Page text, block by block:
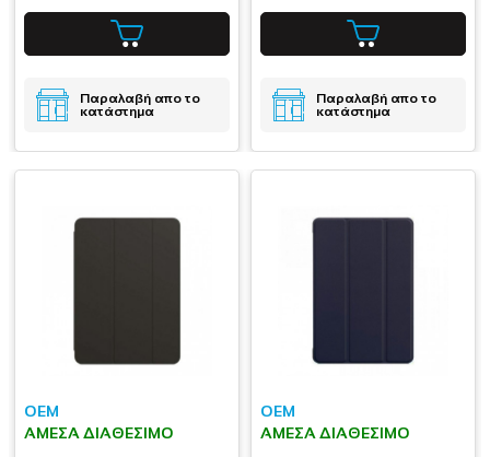
Παραλαβή απο το
κατάστημα
Παραλαβή απο το
κατάστημα
OEM
ΆΜΕΣΑ ΔΙΑΘΈΣΙΜΟ
OEM
ΆΜΕΣΑ ΔΙΑΘΈΣΙΜΟ